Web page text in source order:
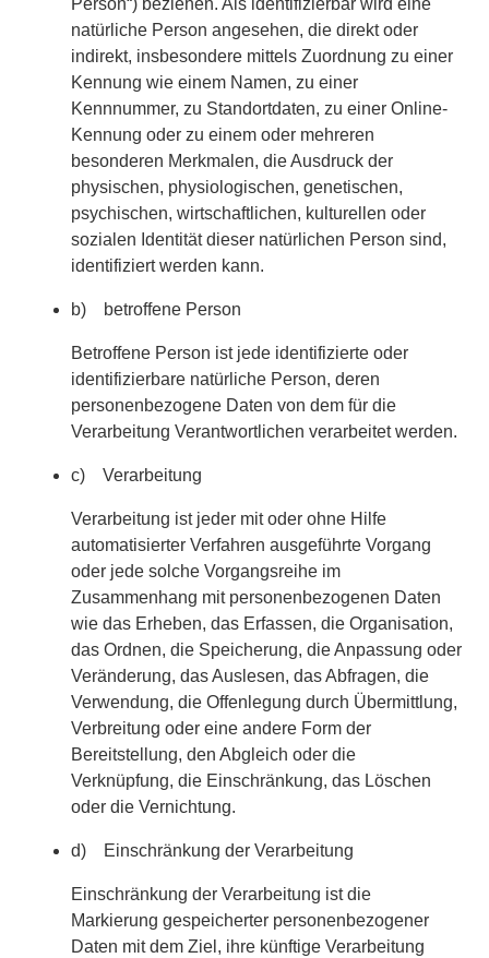
Person“) beziehen. Als identifizierbar wird eine
natürliche Person angesehen, die direkt oder
indirekt, insbesondere mittels Zuordnung zu einer
Kennung wie einem Namen, zu einer
Kennnummer, zu Standortdaten, zu einer Online-
Kennung oder zu einem oder mehreren
besonderen Merkmalen, die Ausdruck der
physischen, physiologischen, genetischen,
psychischen, wirtschaftlichen, kulturellen oder
sozialen Identität dieser natürlichen Person sind,
identifiziert werden kann.
b) betroffene Person
Betroffene Person ist jede identifizierte oder
identifizierbare natürliche Person, deren
personenbezogene Daten von dem für die
Verarbeitung Verantwortlichen verarbeitet werden.
c) Verarbeitung
Verarbeitung ist jeder mit oder ohne Hilfe
automatisierter Verfahren ausgeführte Vorgang
oder jede solche Vorgangsreihe im
Zusammenhang mit personenbezogenen Daten
wie das Erheben, das Erfassen, die Organisation,
das Ordnen, die Speicherung, die Anpassung oder
Veränderung, das Auslesen, das Abfragen, die
Verwendung, die Offenlegung durch Übermittlung,
Verbreitung oder eine andere Form der
Bereitstellung, den Abgleich oder die
Verknüpfung, die Einschränkung, das Löschen
oder die Vernichtung.
d) Einschränkung der Verarbeitung
Einschränkung der Verarbeitung ist die
Markierung gespeicherter personenbezogener
Daten mit dem Ziel, ihre künftige Verarbeitung